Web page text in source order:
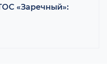
«Заречный»: